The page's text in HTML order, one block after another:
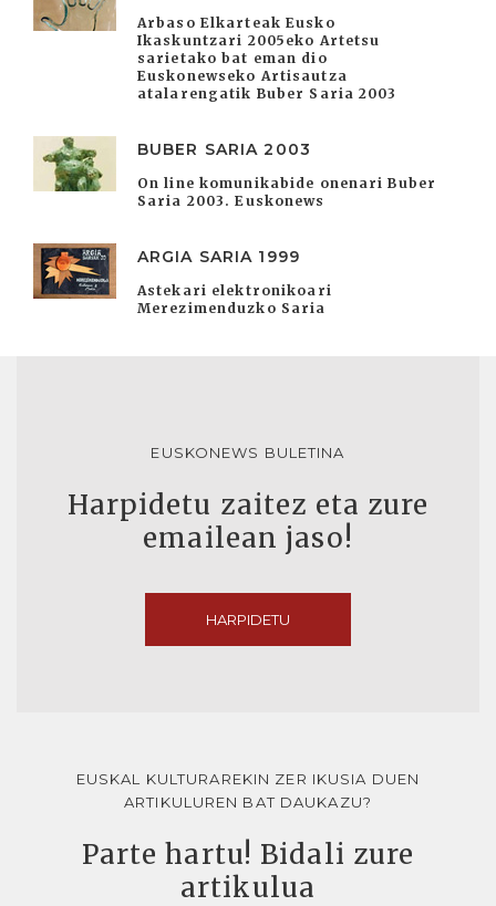
Arbaso Elkarteak Eusko
Ikaskuntzari 2005eko Artetsu
sarietako bat eman dio
Euskonewseko Artisautza
atalarengatik Buber Saria 2003
BUBER SARIA 2003
On line komunikabide onenari Buber
Saria 2003. Euskonews
ARGIA SARIA 1999
Astekari elektronikoari
Merezimenduzko Saria
EUSKONEWS BULETINA
Harpidetu zaitez eta zure
emailean jaso!
HARPIDETU
EUSKAL KULTURAREKIN ZER IKUSIA DUEN
ARTIKULUREN BAT DAUKAZU?
Parte hartu! Bidali zure
artikulua